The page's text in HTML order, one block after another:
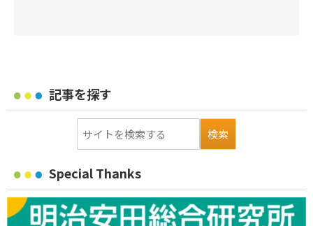
記事を探す
Special Thanks